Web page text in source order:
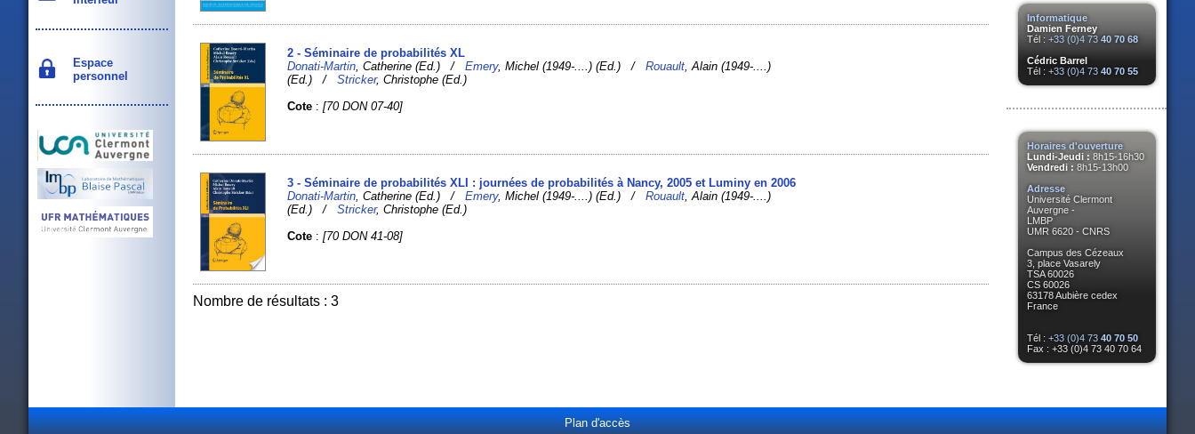
Espace
personnel
Informatique
Damien Ferney
Tél : +33 (0)4 73 40 70 68
Cédric Barrel
Tél : +33 (0)4 73 40 70 55
Horaires d'ouverture
Lundi-Jeudi : 8h15-16h30
Vendredi : 8h15-13h00
Adresse
Université Clermont
Auvergne -
LMBP
UMR 6620 - CNRS
Campus des Cézeaux
3, place Vasarely
TSA 60026
CS 60026
63178 Aubière cedex
France
Tél : +33 (0)4 73 40 70 50
Fax : +33 (0)4 73 40 70 64
2 - Séminaire de probabilités XL
Donati-Martin, Catherine (Ed.) /Emery, Michel (1949-....) (Ed.) /Rouault, Alain (1949-....)
(Ed.) /Stricker, Christophe (Ed.)
Cote :[70 DON 07-40]
3 - Séminaire de probabilités XLI : journées de probabilités à Nancy, 2005 et Luminy en 2006
Donati-Martin , Catherine (Ed.) /Emery, Michel (1949-....) (Ed.) /Rouault , Alain (1949-....)
(Ed.) /Stricker, Christophe (Ed.)
Cote :[70 DON 41-08]
Nombre de résultats : 3
Plan d'accès